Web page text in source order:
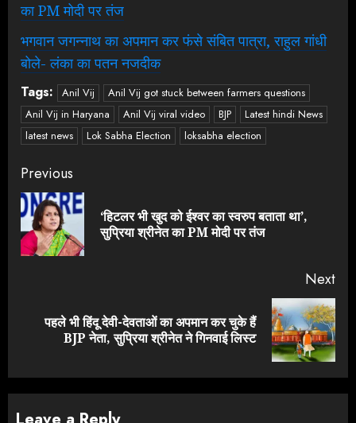
का PM मोदी पर तंज
भगवान जगन्नाथ का अपमान कर फंसे संबित पात्रा, राहुल गांधी
बोले- लंका का पतन नजदीक
Tags: Anil Vij
Anil Vij got stuck between farmers questions
Anil Vij in Haryana
Anil Vij viral video BJP
Latest hindi News
latest news
Lok Sabha Election loksabha election
Continue
Reading
Previous
‘हिटलर भी खुद को ईश्वर का स्वरुप बताता था’,
सुप्रिया श्रीनेत का PM मोदी पर तंज
Next
Nextपहले भी हिंदू देवी-देवताओं का अपमान कर चुके हैं
BJP नेता, सुप्रिया श्रीनेत ने गिनवाई लिस्ट